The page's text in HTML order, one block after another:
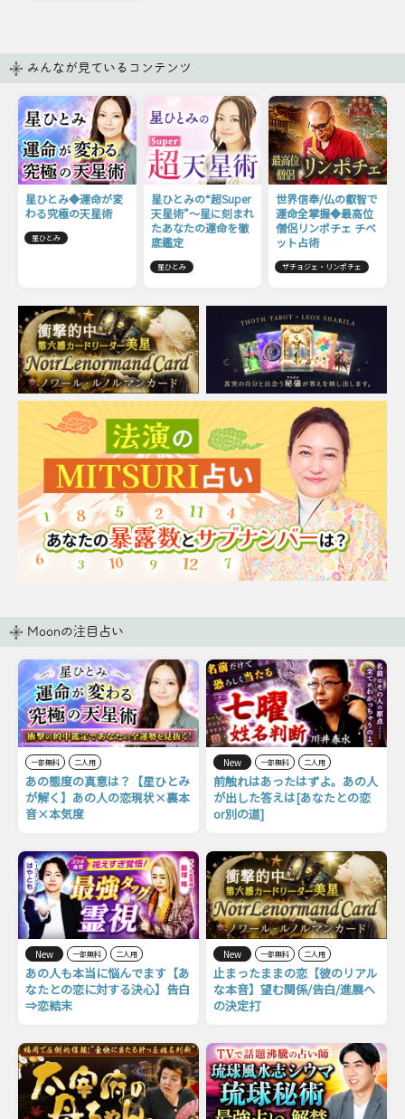
みんなが見ているコンテンツ
星ひとみ◆運命が変
わる究極の天星術
星ひとみ
星ひとみの“超Super
天星術”〜星に刻まれ
たあなたの運命を徹
底鑑定
星ひとみ
世界信奉/仏の叡智で
運命全掌握◆最高位
僧侶リンポチェ チベ
ット占術
ザチョジェ・リンポチェ
Moonの注目占い
一部無料 二人用
あの態度の真意は？【星ひとみ
が解く】あの人の恋現状×裏本
音×本気度
New 一部無料 二人用
前触れはあったはずよ。あの人
が出した答えは[あなたとの恋
or別の道]
New 一部無料 二人用
あの人も本当に悩んでます【あ
なたとの恋に対する決心】告白
⇒恋結末
New 一部無料 二人用
止まったままの恋【彼のリアル
な本音】望む関係/告白/進展へ
の決定打